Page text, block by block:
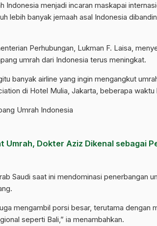
Indonesia menjadi incaran maskapai
lebih banyak jemaah asal Indonesia
Perhubungan, Lukman F. Laisa,
umrah dari Indonesia terus meningkat.
banyak airline yang ingin mengangkut
di Hotel Mulia, Jakarta, beberapa waktu
Umrah Indonesia
Umrah, Dokter Aziz Dikenal sebagai
Saudi saat ini mendominasi penerbangan
mengambil porsi besar, terutama dengan
seperti Bali,” ia menambahkan.